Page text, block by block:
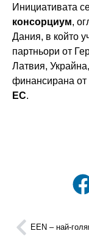
Инициативата
консорциум,
Дания, в който
партньори от
Латвия,
финансирана от
ЕС.